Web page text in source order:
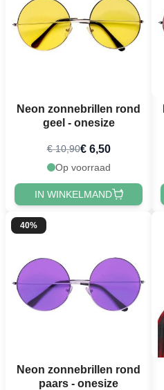
Neon zonnebrillen rond
geel - onesize
€ 10,90€ 6,50
Op voorraad
IN WINKELMAND
40%
Neon zonnebrillen rond
paars - onesize